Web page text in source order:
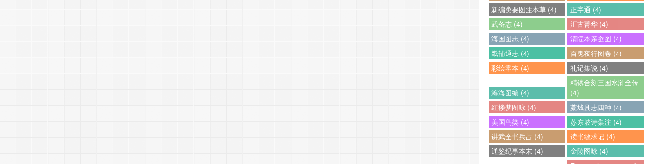
新编类要图注本草 (4)
正字通 (4)
武备志 (4)
汇古菁华 (4)
海国图志 (4)
清院本亲蚕图 (4)
畿辅通志 (4)
百鬼夜行图卷 (4)
彩绘零本 (4)
礼记集说 (4)
筹海图编 (4)
精镌合刻三国水浒全传
(4)
红楼梦图咏 (4)
藁城县志四种 (4)
美国鸟类 (4)
苏东坡诗集注 (4)
讲武全书兵占 (4)
读书敏求记 (4)
通鉴纪事本末 (4)
金陵图咏 (4)